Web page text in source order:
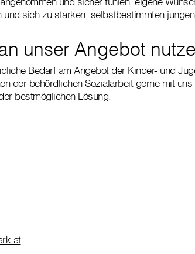
und sich zu starken, selbstbestimmten
unser Angebot
Bedarf am Angebot der Kinder- und
der behördlichen Sozialarbeit gerne mit
bestmöglichen Lösung.